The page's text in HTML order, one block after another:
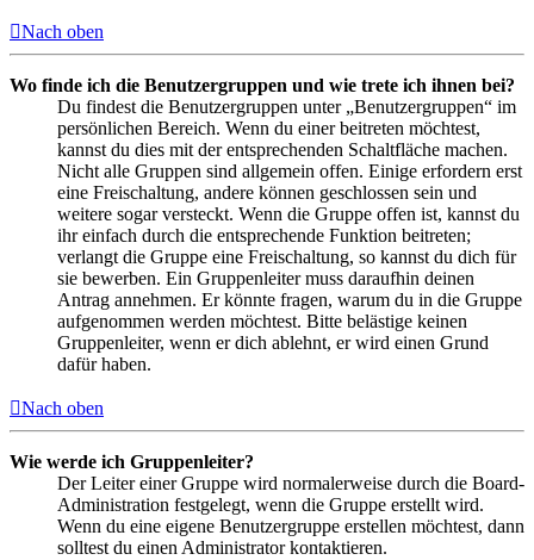
Nach oben
Wo finde ich die Benutzergruppen und wie trete ich ihnen bei?
Du findest die Benutzergruppen unter „Benutzergruppen“ im
persönlichen Bereich. Wenn du einer beitreten möchtest,
kannst du dies mit der entsprechenden Schaltfläche machen.
Nicht alle Gruppen sind allgemein offen. Einige erfordern erst
eine Freischaltung, andere können geschlossen sein und
weitere sogar versteckt. Wenn die Gruppe offen ist, kannst du
ihr einfach durch die entsprechende Funktion beitreten;
verlangt die Gruppe eine Freischaltung, so kannst du dich für
sie bewerben. Ein Gruppenleiter muss daraufhin deinen
Antrag annehmen. Er könnte fragen, warum du in die Gruppe
aufgenommen werden möchtest. Bitte belästige keinen
Gruppenleiter, wenn er dich ablehnt, er wird einen Grund
dafür haben.
Nach oben
Wie werde ich Gruppenleiter?
Der Leiter einer Gruppe wird normalerweise durch die Board-
Administration festgelegt, wenn die Gruppe erstellt wird.
Wenn du eine eigene Benutzergruppe erstellen möchtest, dann
solltest du einen Administrator kontaktieren.